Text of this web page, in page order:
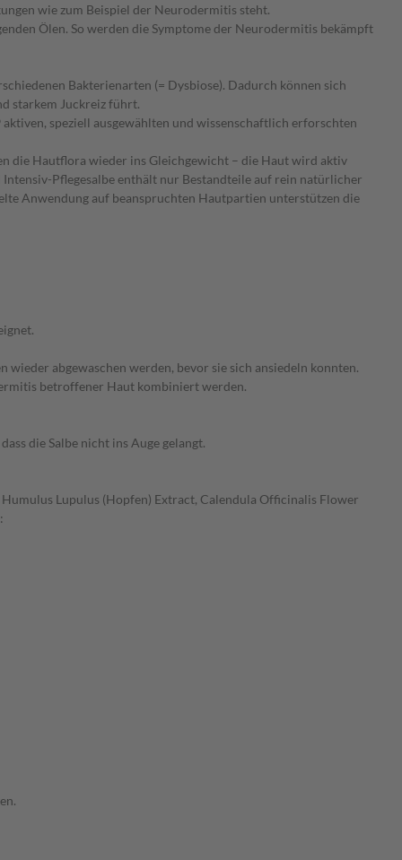
wie zum Beispiel der Neurodermitis steht.
Ölen. So werden die Symptome der Neurodermitis bekämpft
Bakterienarten (= Dysbiose). Dadurch können sich
starkem Juckreiz führt.
speziell ausgewählten und wissenschaftlich erforschten
die Hautflora wieder ins Gleichgewicht – die Haut wird aktiv
Pflegesalbe enthält nur Bestandteile auf rein natürlicher
Anwendung auf beanspruchten Hautpartien unterstützen die
wieder abgewaschen werden, bevor sie sich ansiedeln konnten.
betroffener Haut kombiniert werden.
die Salbe nicht ins Auge gelangt.
Lupulus (Hopfen) Extract, Calendula Officinalis Flower